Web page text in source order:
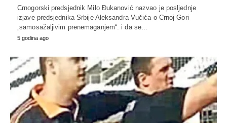
Crnogorski predsjednik Milo Đukanović nazvao je posljednje
izjave predsjednika Srbije Aleksandra Vučića o Crnoj Gori
„samosažaljivim prenemaganjem“. i da se…
5 godina ago